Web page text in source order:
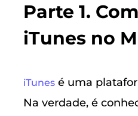
Parte 1.
iTunes no
iTunes é uma
Na verdade, é